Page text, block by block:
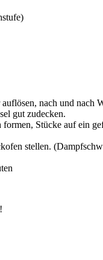
nach und
gut zudecken.
Stücke auf ein
stellen.